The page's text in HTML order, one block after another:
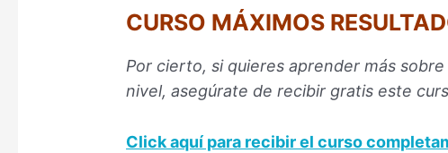
CURSO MÁXIMOS
Por cierto, si quieres aprender más
nivel, asegúrate de recibir gratis este
Click aquí para recibir el curso